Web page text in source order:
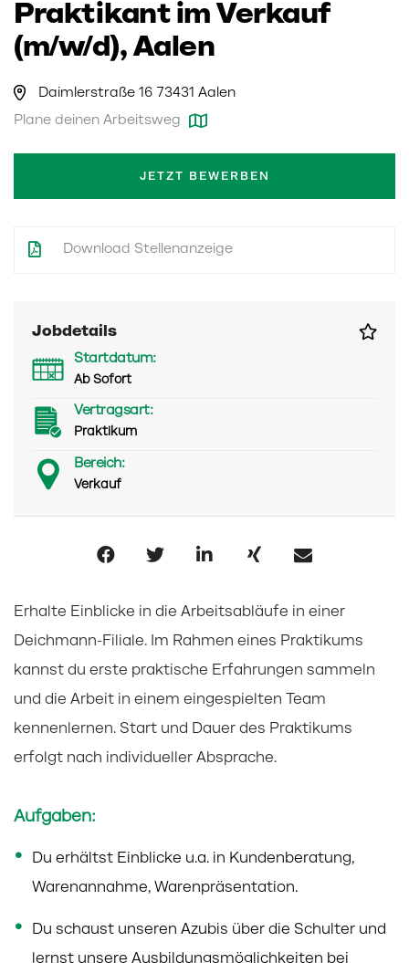
Praktikant im Verkauf
(m/w/d), Aalen
Daimlerstraße 16 73431 Aalen
Plane deinen Arbeitsweg
JETZT BEWERBEN
Download Stellenanzeige
Jobdetails
Startdatum:
Ab Sofort
Vertragsart:
Praktikum
Bereich:
Verkauf
Erhalte Einblicke in die Arbeitsabläufe in einer
Deichmann-Filiale. Im Rahmen eines Praktikums
kannst du erste praktische Erfahrungen sammeln
und die Arbeit in einem eingespielten Team
kennenlernen. Start und Dauer des Praktikums
erfolgt nach individueller Absprache.
Aufgaben:
Du erhältst Einblicke u.a. in Kundenberatung,
Warenannahme, Warenpräsentation.
Du schaust unseren Azubis über die Schulter und